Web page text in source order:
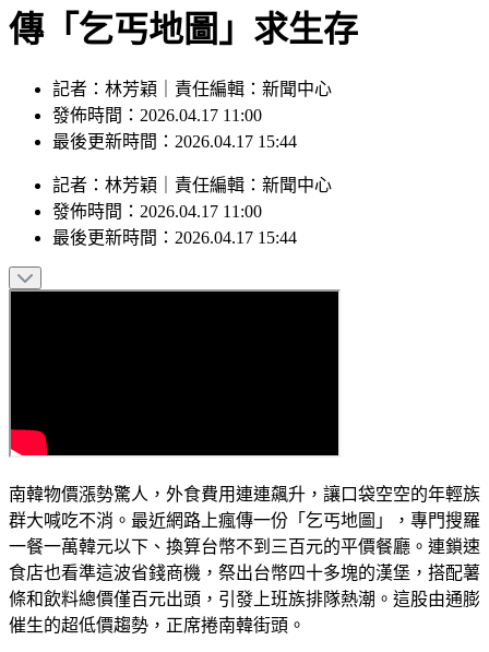
傳「乞丐地圖」求生存
記者：林芳穎｜責任編輯：新聞中心
發佈時間：2026.04.17 11:00
最後更新時間：2026.04.17 15:44
記者 ： 林芳穎 責任編輯 ： 新聞中心
發佈時間： 2026.04.17 11:00
最後更新時間： 2026.04.17 15:44
南韓物價漲勢驚人，外食費用連連飆升，讓口袋空空的年輕族
群大喊吃不消。最近網路上瘋傳一份「乞丐地圖」，專門搜羅
一餐一萬韓元以下、換算台幣不到三百元的平價餐廳。連鎖速
食店也看準這波省錢商機，祭出台幣四十多塊的漢堡，搭配薯
條和飲料總價僅百元出頭，引發上班族排隊熱潮。這股由通膨
催生的超低價趨勢，正席捲南韓街頭。